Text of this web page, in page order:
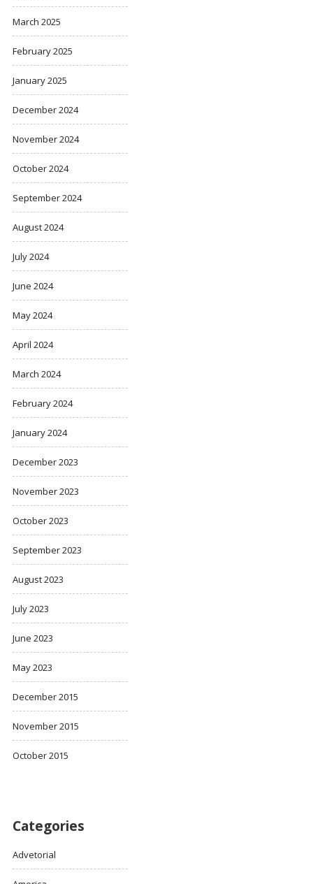
March 2025
February 2025
January 2025
December 2024
November 2024
October 2024
September 2024
August 2024
July 2024
June 2024
May 2024
April 2024
March 2024
February 2024
January 2024
December 2023
November 2023
October 2023
September 2023
August 2023
July 2023
June 2023
May 2023
December 2015
November 2015
October 2015
Categories
Advetorial